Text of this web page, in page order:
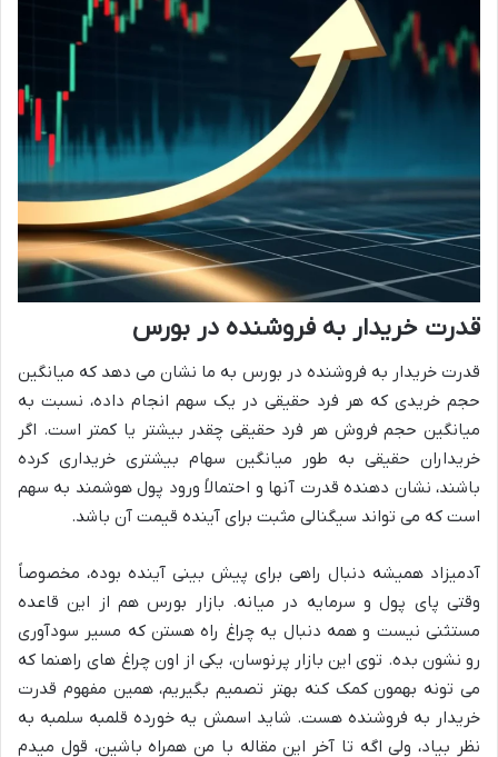
قدرت خریدار به فروشنده در بورس
قدرت خریدار به فروشنده در بورس به ما نشان می دهد که میانگین
حجم خریدی که هر فرد حقیقی در یک سهم انجام داده، نسبت به
میانگین حجم فروش هر فرد حقیقی چقدر بیشتر یا کمتر است. اگر
خریداران حقیقی به طور میانگین سهام بیشتری خریداری کرده
باشند، نشان دهنده قدرت آنها و احتمالاً ورود پول هوشمند به سهم
است که می تواند سیگنالی مثبت برای آینده قیمت آن باشد.
آدمیزاد همیشه دنبال راهی برای پیش بینی آینده بوده، مخصوصاً
وقتی پای پول و سرمایه در میانه. بازار بورس هم از این قاعده
مستثنی نیست و همه دنبال یه چراغ راه هستن که مسیر سودآوری
رو نشون بده. توی این بازار پرنوسان، یکی از اون چراغ های راهنما که
می تونه بهمون کمک کنه بهتر تصمیم بگیریم، همین مفهوم قدرت
خریدار به فروشنده هست. شاید اسمش یه خورده قلمبه سلمبه به
نظر بیاد، ولی اگه تا آخر این مقاله با من همراه باشین، قول میدم